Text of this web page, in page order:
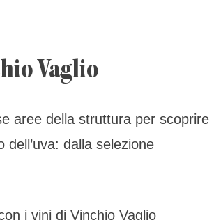
Vaglio
aree della struttura per scoprire
dalla selezione
i vini di Vinchio Vaglio